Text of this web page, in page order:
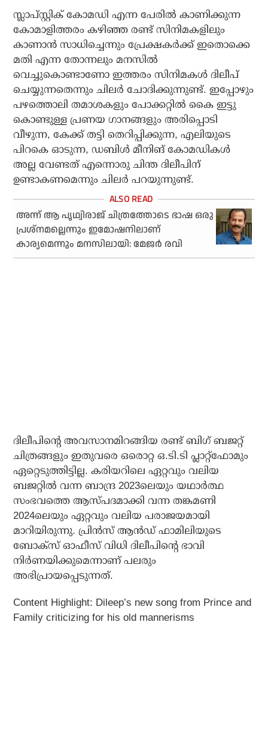
സ്ലാപ്സ്റ്റിക് കോമഡി എന്ന പേരില്‍ കാണിക്കുന്ന
കോമാളിത്തരം കഴിഞ്ഞ രണ്ട് സിനിമകളിലും
കാണാന്‍ സാധിച്ചെന്നും പ്രേക്ഷകര്‍ക്ക് ഇതൊക്കെ
മതി എന്ന തോന്നലും മനസില്‍
വെച്ചുകൊണ്ടാണോ ഇത്തരം സിനിമകള്‍ ദിലീപ്
ചെയ്യുന്നതെന്നും ചിലര്‍ ചോദിക്കുന്നുണ്ട്. ഇപ്പോഴും
പഴത്തൊലി തമാശകളും പോക്കറ്റില്‍ കൈ ഇട്ടു
കൊണ്ടുള്ള പ്രണയ ഗാനങ്ങളും അരിപ്പൊടി
വീഴുന്ന, കേക്ക് തട്ടി തെറിപ്പിക്കുന്ന, എലിയുടെ
പിറകെ ഓടുന്ന, ഡബിള്‍ മീനിങ് കോമഡികള്‍
അല്ല വേണ്ടത് എന്നൊരു ചിന്ത ദിലീപിന്
ഉണ്ടാകണമെന്നും ചിലര്‍ പറയുന്നുണ്ട്.
അന്ന് ആ പൃഥ്വിരാജ് ചിത്രത്തോടെ ഭാഷ ഒരു
പ്രശ്നമല്ലെന്നും ഇമോഷനിലാണ്
കാര്യമെന്നും മനസിലായി: മേജര്‍ രവി
ദിലീപിന്റെ അവസാനമിറങ്ങിയ രണ്ട് ബിഗ് ബജറ്റ്
ചിത്രങ്ങളും ഇതുവരെ ഒരൊറ്റ ഒ.ടി.ടി പ്ലാറ്റ്‌ഫോമും
ഏറ്റെടുത്തിട്ടില്ല. കരിയറിലെ ഏറ്റവും വലിയ
ബജറ്റില്‍ വന്ന ബാന്ദ്ര 2023ലെയും യഥാര്‍ത്ഥ
സംഭവത്തെ ആസ്പദമാക്കി വന്ന തങ്കമണി
2024ലെയും ഏറ്റവും വലിയ പരാജയമായി
മാറിയിരുന്നു. പ്രിന്‍സ് ആന്‍ഡ് ഫാമിലിയുടെ
ബോക്‌സ് ഓഫീസ് വിധി ദിലീപിന്റെ ഭാവി
നിര്‍ണയിക്കുമെന്നാണ് പലരും
അഭിപ്രായപ്പെടുന്നത്.
Content Highlight: Dileep’s new song from Prince and
Family criticizing for his old mannerisms